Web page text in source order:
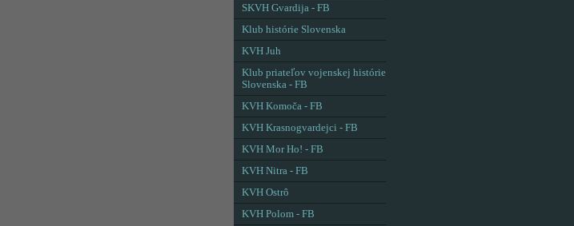
SKVH Gvardija - FB
Klub histórie Slovenska
KVH Juh
Klub priateľov vojenskej histórie
Slovenska - FB
KVH Komoča - FB
KVH Krasnogvardejci - FB
KVH Mor Ho! - FB
KVH Nitra - FB
KVH Ostrô
KVH Polom - FB